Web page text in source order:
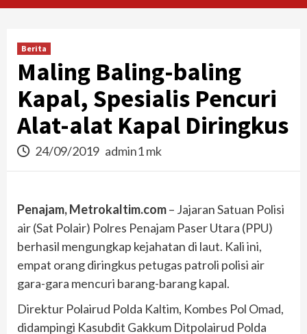
Berita
Maling Baling-baling
Kapal, Spesialis Pencuri
Alat-alat Kapal Diringkus
24/09/2019 admin1 mk
Penajam, Metrokaltim.com– Jajaran Satuan Polisi
air (Sat Polair) Polres Penajam Paser Utara (PPU)
berhasil mengungkap kejahatan di laut. Kali ini,
empat orang diringkus petugas patroli polisi air
gara-gara mencuri barang-barang kapal.
Direktur Polairud Polda Kaltim, Kombes Pol Omad,
didampingi Kasubdit Gakkum Ditpolairud Polda